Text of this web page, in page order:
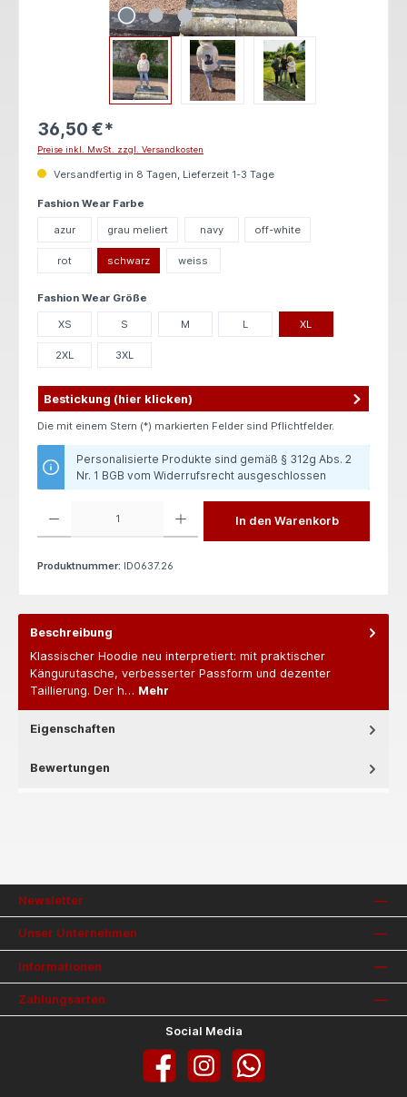
36,50 €*
Preise inkl. MwSt. zzgl. Versandkosten
Versandfertig in 8 Tagen, Lieferzeit 1-3 Tage
Fashion Wear Farbe
azur grau meliert navy off-white
rot schwarz weiss
Fashion Wear Größe
XS S M L XL
2XL 3XL
Bestickung (hier klicken)
Die mit einem Stern (*) markierten Felder sind Pflichtfelder.
Personalisierte Produkte sind gemäß § 312g Abs. 2
Nr. 1 BGB vom Widerrufsrecht ausgeschlossen
In den Warenkorb
Produktnummer: ID0637.26
Beschreibung
Klassischer Hoodie neu interpretiert: mit praktischer
Kängurutasche, verbesserter Passform und dezenter
Taillierung. Der h… Mehr
Eigenschaften
Bewertungen
Newsletter
Unser Unternehmen
Informationen
Zahlungsarten
Social Media
Facebook InstagramWhatsApp